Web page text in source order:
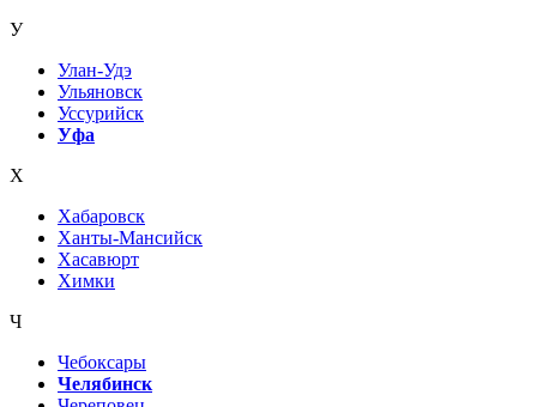
У
Улан-Удэ
Ульяновск
Уссурийск
Уфа
Х
Хабаровск
Ханты-Мансийск
Хасавюрт
Химки
Ч
Чебоксары
Челябинск